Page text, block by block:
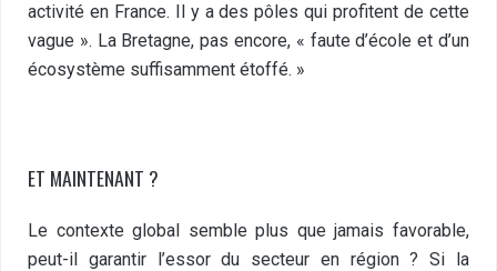
activité en France. Il y a des pôles qui profitent de cette
vague ». La Bretagne, pas encore, « faute d’école et d’un
écosystème suffisamment étoffé. »
ET MAINTENANT ?
Le contexte global semble plus que jamais favorable,
peut-il garantir l’essor du secteur en région ? Si la